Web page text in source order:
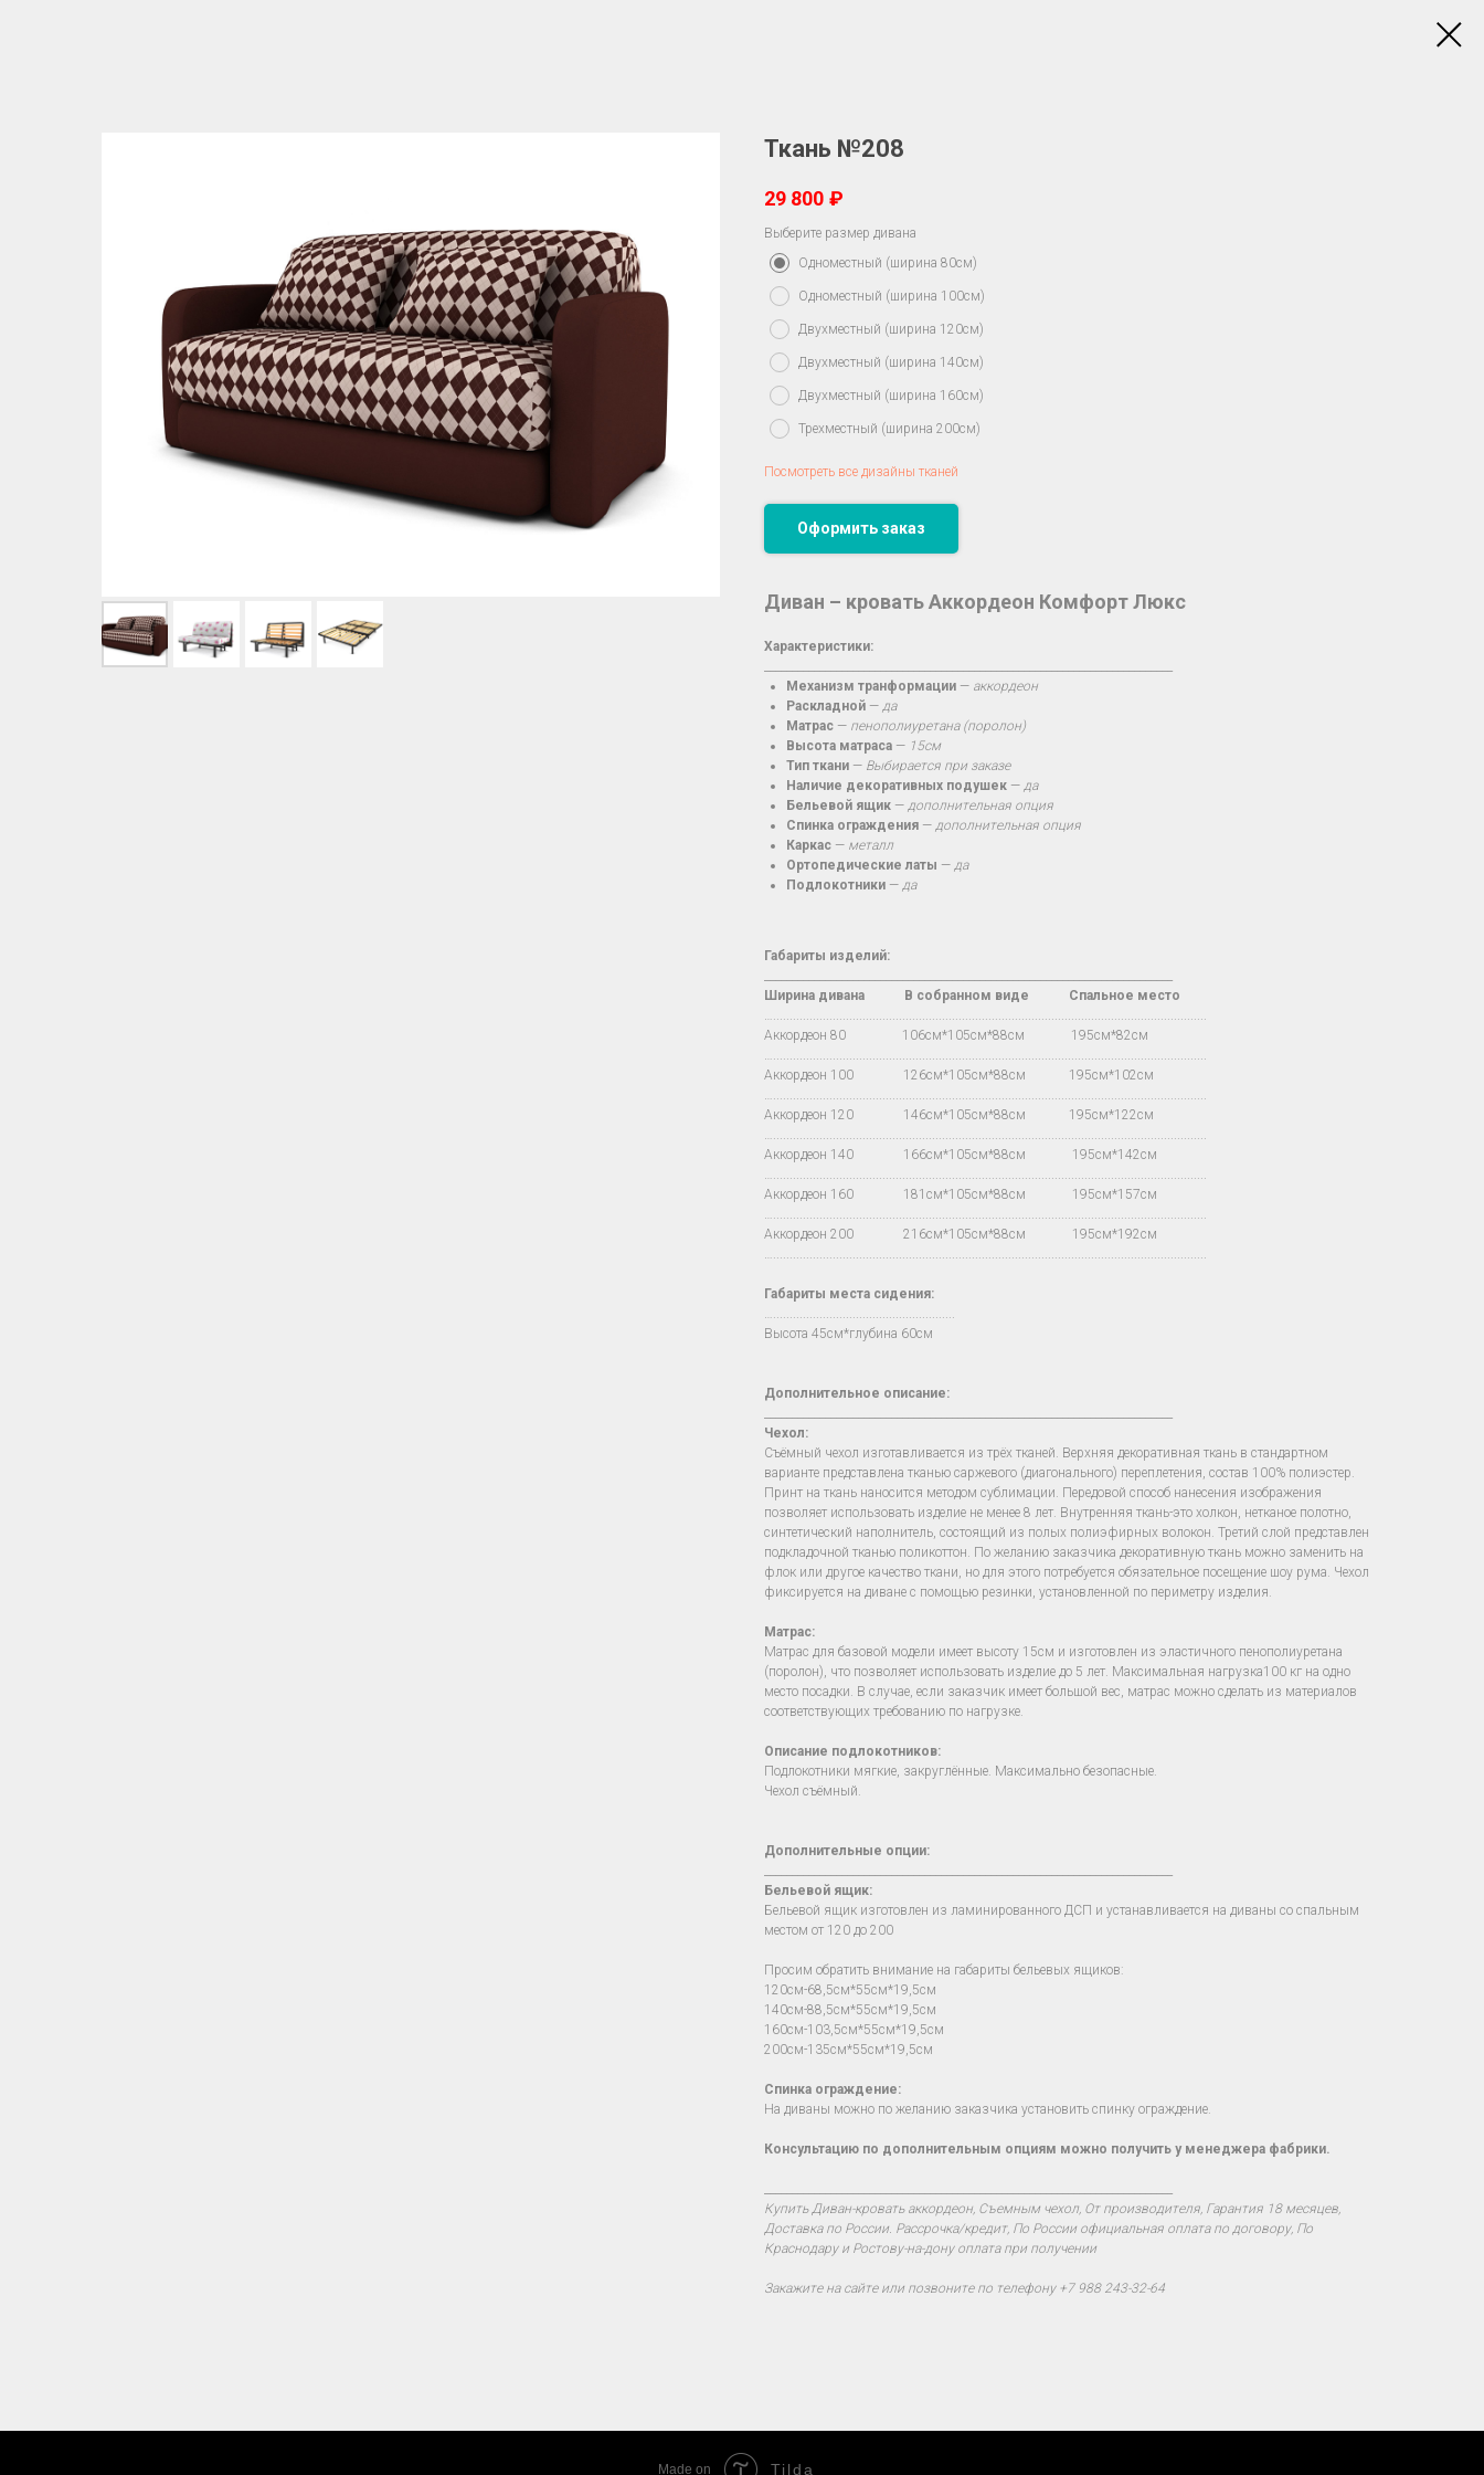
Ткань №208
29 800 ₽
Выберите размер дивана
Одноместный (ширина 80см)
Одноместный (ширина 100см)
Двухместный (ширина 120см)
Двухместный (ширина 140см)
Двухместный (ширина 160см)
Трехместный (ширина 200см)
Посмотреть все дизайны тканей
Оформить заказ
Диван – кровать Аккордеон Комфорт Люкс
Характеристики:
Механизм транформации — аккордеон
Раскладной — да
Матрас — пенополиуретана (поролон)
Высота матраса — 15см
Тип ткани — Выбирается при заказе
Наличие декоративных подушек — да
Бельевой ящик — дополнительная опция
Спинка ограждения — дополнительная опция
Каркас — металл
Ортопедические латы — да
Подлокотники — да
Габариты изделий:
Ширина дивана
В собранном виде Спальное место
…...................................................................................................................................
Аккордеон 80 106см*105см*88см 195см*82см
…...................................................................................................................................
Аккордеон 100 126см*105см*88см 195см*102см
…...................................................................................................................................
Аккордеон 120 146см*105см*88см 195см*122см
…...................................................................................................................................
Аккордеон 140 166см*105см*88см 195см*142см
…...................................................................................................................................
Аккордеон 160 181см*105см*88см 195см*157см
…...................................................................................................................................
Аккордеон 200 216см*105см*88см 195см*192см
…...................................................................................................................................
Габариты места сидения:
….......................................................
Высота 45см*глубина 60см
Дополнительное описание:
Чехол:
Съёмный чехол изготавливается из трёх тканей. Верхняя декоративная ткань в стандартном
варианте представлена тканью саржевого (диагонального) переплетения, состав 100% полиэстер.
Принт на ткань наносится методом сублимации. Передовой способ нанесения изображения
позволяет использовать изделие не менее 8 лет. Внутренняя ткань-это холкон, нетканое полотно,
синтетический наполнитель, состоящий из полых полиэфирных волокон. Третий слой представлен
подкладочной тканью поликоттон. По желанию заказчика декоративную ткань можно заменить на
флок или другое качество ткани, но для этого потребуется обязательное посещение шоу рума. Чехол
фиксируется на диване с помощью резинки, установленной по периметру изделия.
Матрас:
Матрас для базовой модели имеет высоту 15см и изготовлен из эластичного пенополиуретана
(поролон), что позволяет использовать изделие до 5 лет. Максимальная нагрузка100 кг на одно
место посадки. В случае, если заказчик имеет большой вес, матрас можно сделать из материалов
соответствующих требованию по нагрузке.
Описание подлокотников:
Подлокотники мягкие, закруглённые. Максимально безопасные.
Чехол съёмный.
Дополнительные опции:
Бельевой ящик:
Бельевой ящик изготовлен из ламинированного ДСП и устанавливается на диваны со спальным
местом от 120 до 200
Просим обратить внимание на габариты бельевых ящиков:
120см-68,5см*55см*19,5см
140см-88,5см*55см*19,5см
160см-103,5см*55см*19,5см
200см-135см*55см*19,5см
Спинка ограждение:
На диваны можно по желанию заказчика установить спинку ограждение.
Консультацию по дополнительным опциям можно получить у менеджера фабрики.
Купить Диван-кровать аккордеон, Съемным чехол, От производителя, Гарантия 18 месяцев,
Доставка по России. Рассрочка/кредит, По России официальная оплата по договору, По
Краснодару и Ростову-на-дону оплата при получении
Закажите на сайте или позвоните по телефону +7 988 243-32-64
Made on Tilda